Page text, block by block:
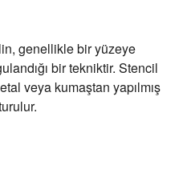
genellikle bir yüzeye
bir tekniktir. Stencil
veya kumaştan yapılmış